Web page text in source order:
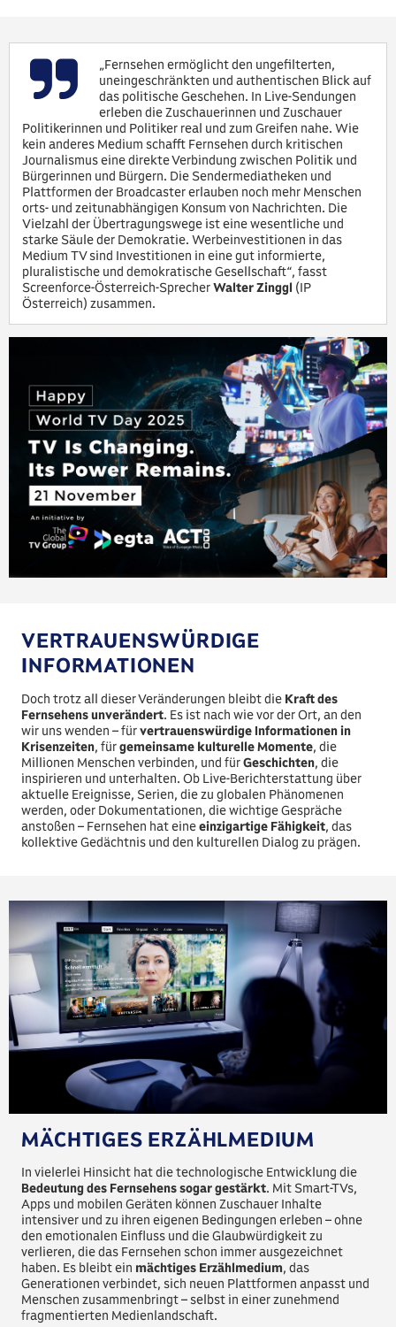
„Fernsehen ermöglicht den ungefilterten,
uneingeschränkten und authentischen Blick auf
das politische Geschehen. In Live-Sendungen
erleben die Zuschauerinnen und Zuschauer
Politikerinnen und Politiker real und zum Greifen nahe. Wie
kein anderes Medium schafft Fernsehen durch kritischen
Journalismus eine direkte Verbindung zwischen Politik und
Bürgerinnen und Bürgern. Die Sendermediatheken und
Plattformen der Broadcaster erlauben noch mehr Menschen
orts- und zeitunabhängigen Konsum von Nachrichten. Die
Vielzahl der Übertragungswege ist eine wesentliche und
starke Säule der Demokratie. Werbeinvestitionen in das
Medium TV sind Investitionen in eine gut informierte,
pluralistische und demokratische Gesellschaft“, fasst
Screenforce-Österreich-SprecherWalter Zinggl (IP
Österreich) zusammen.
VERTRAUENSWÜRDIGE
INFORMATIONEN
Doch trotz all dieser Veränderungen bleibt die Kraft des
Fernsehens unverändert. Es ist nach wie vor der Ort, an den
wir uns wenden – fürvertrauenswürdige Informationen in
Krisenzeiten, fürgemeinsame kulturelle Momente, die
Millionen Menschen verbinden, und fürGeschichten, die
inspirieren und unterhalten. Ob Live-Berichterstattung über
aktuelle Ereignisse, Serien, die zu globalen Phänomenen
werden, oder Dokumentationen, die wichtige Gespräche
anstoßen – Fernsehen hat eineeinzigartige Fähigkeit, das
kollektive Gedächtnis und den kulturellen Dialog zu prägen.
MÄCHTIGES ERZÄHLMEDIUM
In vielerlei Hinsicht hat die technologische Entwicklung die
Bedeutung des Fernsehens sogar gestärkt. Mit Smart-TVs,
Apps und mobilen Geräten können Zuschauer Inhalte
intensiver und zu ihren eigenen Bedingungen erleben – ohne
den emotionalen Einfluss und die Glaubwürdigkeit zu
verlieren, die das Fernsehen schon immer ausgezeichnet
haben. Es bleibt ein mächtiges Erzählmedium, das
Generationen verbindet, sich neuen Plattformen anpasst und
Menschen zusammenbringt – selbst in einer zunehmend
fragmentierten Medienlandschaft.